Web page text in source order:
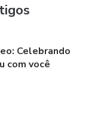
Celebrando
com você